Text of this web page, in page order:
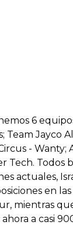
6
Team Jayco
- Wanty;
Tech. Todos
actuales,
en
mientras
ahora a casi